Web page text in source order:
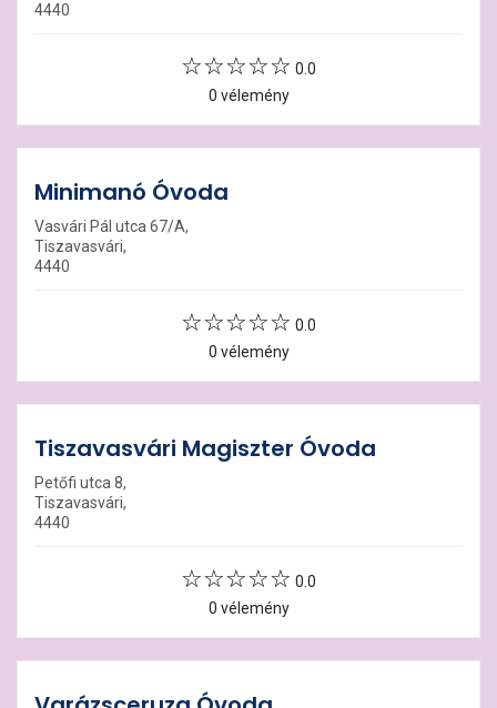
4440
0.0
0 vélemény
Minimanó Óvoda
Vasvári Pál utca 67/A,
Tiszavasvári,
4440
0.0
0 vélemény
Tiszavasvári Magiszter Óvoda
Petőfi utca 8,
Tiszavasvári,
4440
0.0
0 vélemény